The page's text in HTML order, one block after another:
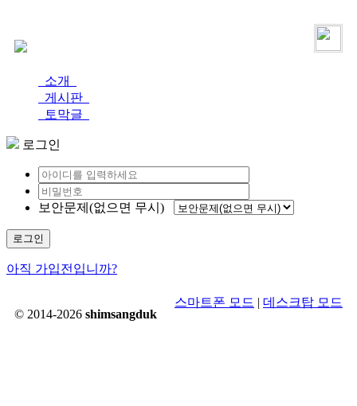
소개
게시판
토막글
로그인
보안문제(없으면 무시)
로그인
아직 가입전입니까?
© 2014-2026 shimsangduk
스마트폰 모드 | 데스크탑 모드